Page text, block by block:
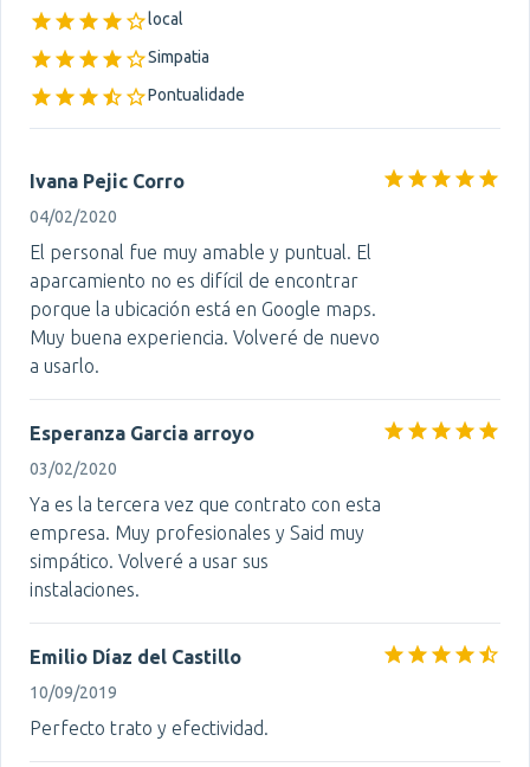
local
Simpatia
Pontualidade
Ivana Pejic Corro
04/02/2020
El personal fue muy amable y puntual. El
aparcamiento no es difícil de encontrar
porque la ubicación está en Google maps.
Muy buena experiencia. Volveré de nuevo
a usarlo.
Esperanza Garcia arroyo
03/02/2020
Ya es la tercera vez que contrato con esta
empresa. Muy profesionales y Said muy
simpático. Volveré a usar sus
instalaciones.
Emilio Díaz del Castillo
10/09/2019
Perfecto trato y efectividad.